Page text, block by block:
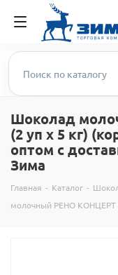
Шоколад
(2 уп х 5 кг)
оптом с
Зима
Главная - Каталог -
молочный РЕНО КОНЦЕРТ